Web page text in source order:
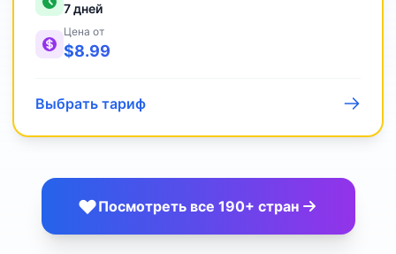
7дней
Цена от
$8.99
Выбрать тариф
Посмотреть все 190+ стран